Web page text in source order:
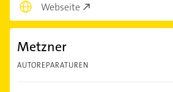
Webseite
Metzner
AUTOREPARATUREN